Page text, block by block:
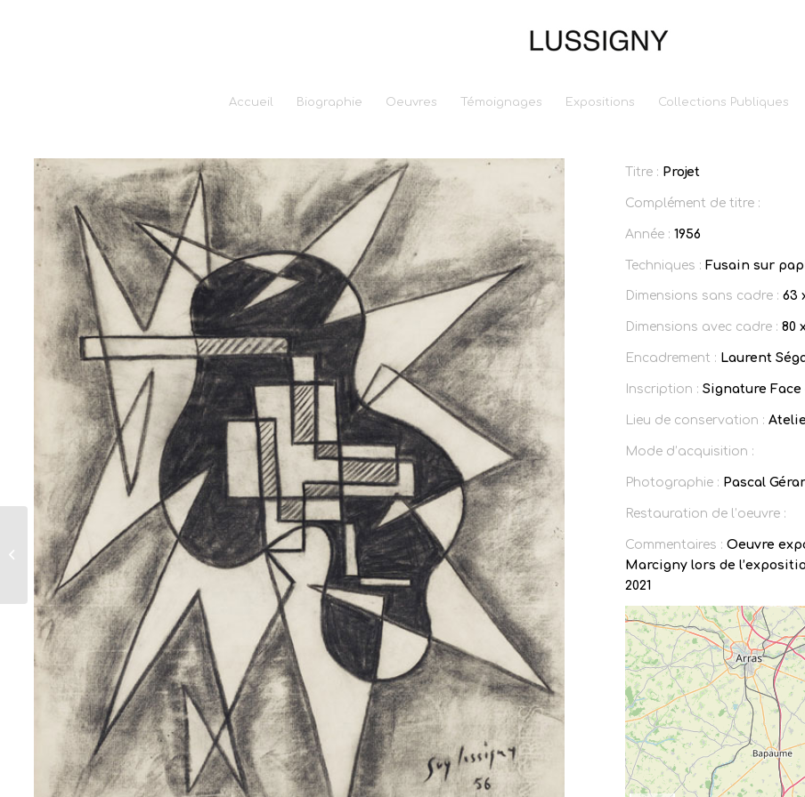
Accueil Biographie Oeuvres Témoignages Expositions Collections Publiques
Titre : Projet
Complément de titre :
Année : 1956
Techniques : Fusain sur
Dimensions sans cadre : 63
Dimensions avec cadre : 80
Encadrement : Laurent
Inscription : Signature Face
Lieu de conservation :
Mode d’acquisition :
Photographie : Pascal
Restauration de l’oeuvre :
Commentaires : Oeuvre
Marcigny lors de
2021
Projet rouge – 1956